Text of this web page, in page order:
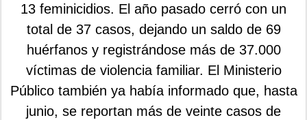
13 feminicidios. El año pasado cerró con un
total de 37 casos, dejando un saldo de 69
huérfanos y registrándose más de 37.000
víctimas de violencia familiar. El Ministerio
Público también ya había informado que, hasta
junio, se reportan más de veinte casos de